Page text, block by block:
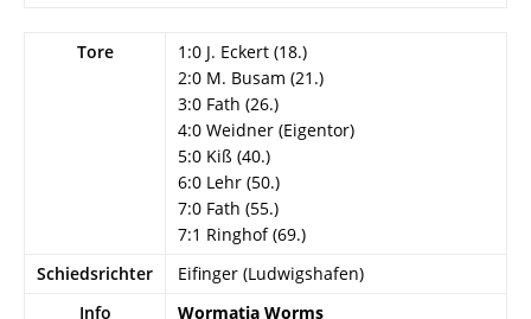
Tore
1:0 J. Eckert (18.)
2:0 M. Busam (21.)
3:0 Fath (26.)
4:0 Weidner (Eigentor)
5:0 Kiß (40.)
6:0 Lehr (50.)
7:0 Fath (55.)
7:1 Ringhof (69.)
Schiedsrichter
Eifinger (Ludwigshafen)
Info
Wormatia Worms